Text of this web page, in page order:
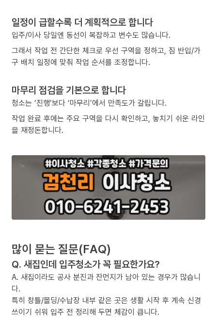
일정이 급할수록 더 계획적으로 합니다
입주/이사 당일엔 동선이 복잡하고 변수도 많습니다.
그래서 작업 전 간단한 체크로 우선 구역을 정하고, 짐 반입/가
구 배치 일정에 맞춰 작업 순서를 조정합니다.
마무리 점검을 기본으로 합니다
청소는 ‘진행’보다 ‘마무리’에서 만족도가 갈립니다.
작업 완료 후에는 주요 구역을 다시 확인하고, 놓치기 쉬운 라인
을 재정돈합니다.
많이 묻는 질문(FAQ)
Q. 새집인데 입주청소가 꼭 필요한가요?
A. 새집이라도 공사 분진과 잔먼지가 남아 있는 경우가 많습니
다.
특히 창틀/몰딩/수납장 내부 같은 곳은 생활 시작 후 계속 신경
쓰이기 쉬워 입주 전 정리해 두면 체감이 큽니다.